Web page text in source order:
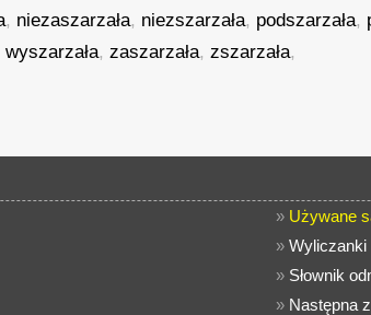
, niezaszarzała, niezszarzała, podszarzała,
wyszarzała,zaszarzała,zszarzała,
» Używane
»
» Słownik
» Następna